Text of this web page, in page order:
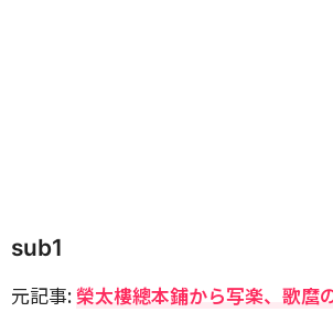
sub1
元記事:榮太樓總本鋪から写楽、歌麿